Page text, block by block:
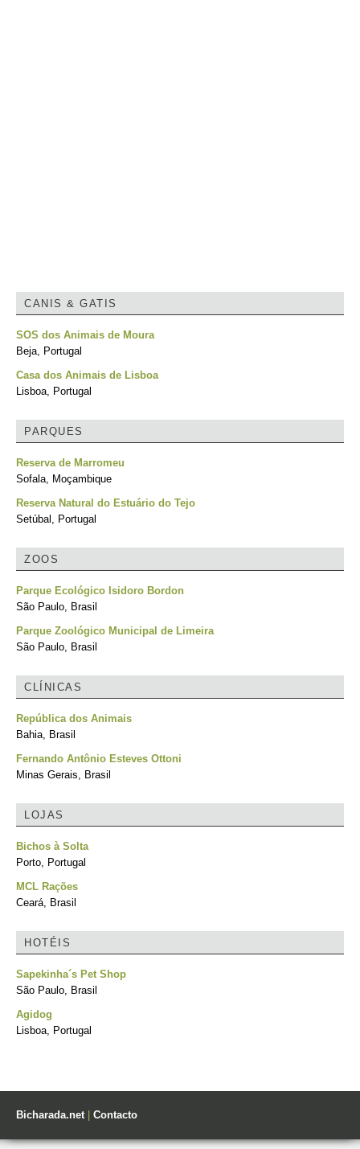
CANIS & GATIS
SOS dos Animais de Moura
Beja, Portugal
Casa dos Animais de Lisboa
Lisboa, Portugal
PARQUES
Reserva de Marromeu
Sofala, Moçambique
Reserva Natural do Estuário do Tejo
Setúbal, Portugal
ZOOS
Parque Ecológico Isidoro Bordon
São Paulo, Brasil
Parque Zoológico Municipal de Limeira
São Paulo, Brasil
CLÍNICAS
República dos Animais
Bahia, Brasil
Fernando Antônio Esteves Ottoni
Minas Gerais, Brasil
LOJAS
Bichos à Solta
Porto, Portugal
MCL Rações
Ceará, Brasil
HOTÉIS
Sapekinha´s Pet Shop
São Paulo, Brasil
Agidog
Lisboa, Portugal
Bicharada.net| Contacto